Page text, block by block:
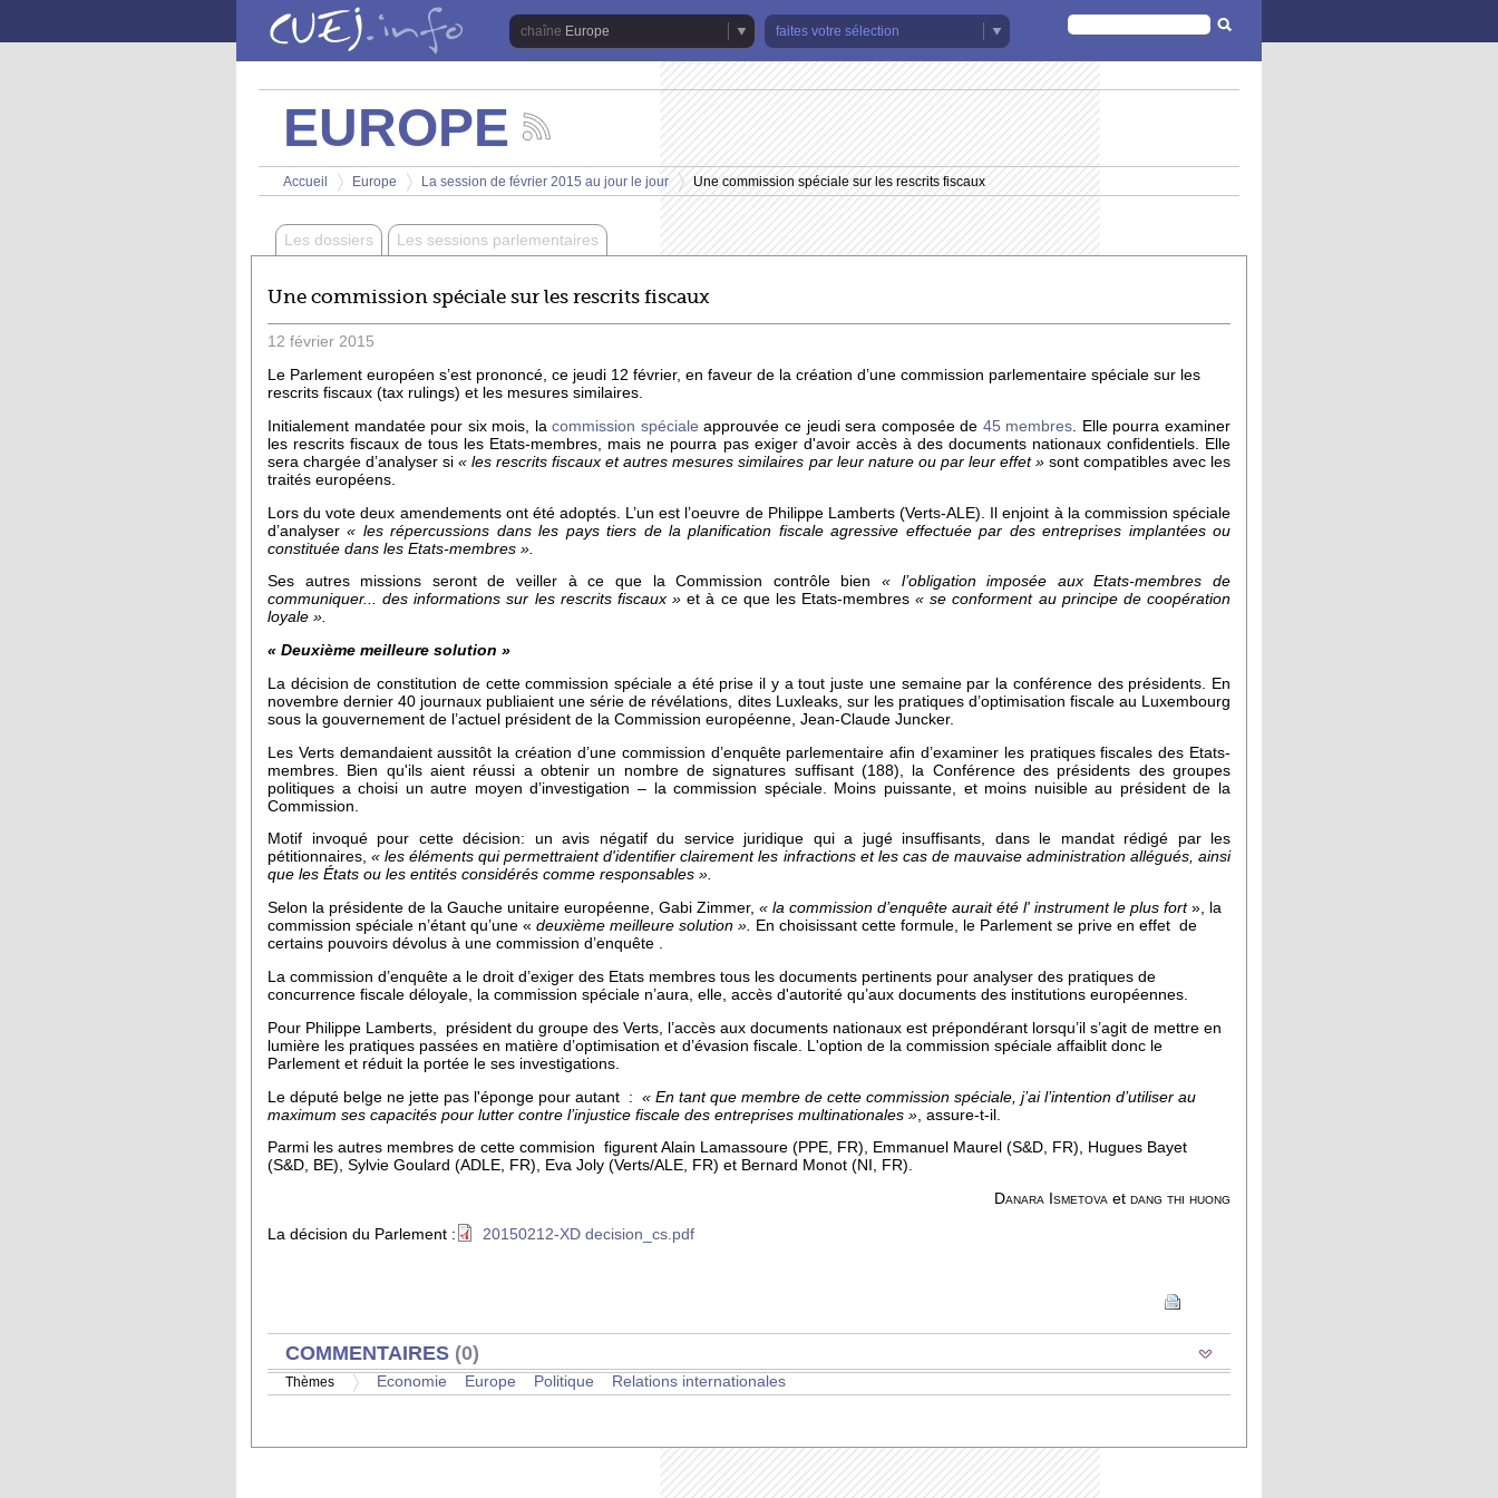
Europe
faites votre sélection
FORMULAIRE
DE
RECHERCHE
EUROPE
les
actualités
de
chaîne
Europe
Vous êtes ici
Accueil
>
Europe
>
La session de février 2015 au jour le jour
>
Une commission spéciale sur les rescrits fiscaux
Les dossiers Les sessions parlementaires
Une commission spéciale sur les rescrits fiscaux
12 février 2015
Le Parlement européen s’est prononcé, ce jeudi 12 février, en faveur de la création d’une commission parlementaire spéciale sur les
rescrits fiscaux (tax rulings) et les mesures similaires.
Initialement mandatée pour six mois, lacommission spéciale approuvée ce jeudi sera composée de 45 membres . Elle pourra examiner
les rescrits fiscaux de tous les Etats-membres, mais ne pourra pas exiger d'avoir accès à des documents nationaux confidentiels. Elle
sera chargée d’analyser si« les rescrits fiscaux et autres mesures similaires par leur nature ou par leur effet »sont compatibles avec les
traités européens.
Lors du vote deux amendements ont été adoptés. L’un est l’oeuvre de Philippe Lamberts (Verts-ALE). Il enjoint à la commission spéciale
d’analyser« les répercussions dans les pays tiers de la planification fiscale agressive effectuée par des entreprises implantées ou
constituée dans les Etats-membres ».
Ses autres missions seront de veiller à ce que la Commission contrôle bien « l’obligation imposée aux Etats-membres de
communiquer... des informations sur les rescrits fiscaux »et à ce que les Etats-membres« se conforment au principe de coopération
loyale ».
« Deuxième meilleure solution »
La décision de constitution de cette commission spéciale a été prise il y a tout juste une semaine par la conférence des présidents. En
novembre dernier 40 journaux publiaient une série de révélations, dites Luxleaks, sur les pratiques d’optimisation fiscale au Luxembourg
sous la gouvernement de l’actuel président de la Commission européenne, Jean-Claude Juncker.
Les Verts demandaient aussitôt la création d’une commission d’enquête parlementaire afin d’examiner les pratiques fiscales des Etats-
membres. Bien qu'ils aient réussi a obtenir un nombre de signatures suffisant (188), la Conférence des présidents des groupes
politiques a choisi un autre moyen d’investigation – la commission spéciale. Moins puissante, et moins nuisible au président de la
Commission.
Motif invoqué pour cette décision: un avis négatif du service juridique qui a jugé insuffisants, dans le mandat rédigé par les
pétitionnaires,« les éléments qui permettraientd'identifier clairement les infractions et les cas de mauvaise administration allégués, ainsi
que les États ou les entités considérés comme responsables ».
Selon la présidente de la Gauche unitaire européenne, Gabi Zimmer, « la commission d’enquête aurait été l' instrument le plus fort », la
commission spéciale n’étant qu’une « deuxième meilleure solution ». En choisissant cette formule, le Parlement se prive en effet de
certains pouvoirs dévolus à une commission d’enquête .
La commission d’enquête a le droit d’exiger des Etats membres tous les documents pertinents pour analyser des pratiques de
concurrence fiscale déloyale, la commission spéciale n’aura, elle, accès d'autorité qu’aux documents des institutions européennes.
Pour Philippe Lamberts, président du groupe des Verts, l’accès aux documents nationaux est prépondérant lorsqu’il s’agit de mettre en
lumière les pratiques passées en matière d’optimisation et d’évasion fiscale. L'option de la commission spéciale affaiblit donc le
Parlement et réduit la portée le ses investigations.
Le député belge ne jette pas l'éponge pour autant : « En tant que membre de cette commission spéciale, j’ai l’intention d’utiliser au
maximum ses capacités pour lutter contre l’injustice fiscale des entreprises multinationales » , assure-t-il.
Parmi les autres membres de cette commision figurent Alain Lamassoure (PPE, FR), Emmanuel Maurel (S&D, FR), Hugues Bayet
(S&D, BE), Sylvie Goulard (ADLE, FR), Eva Joly (Verts/ALE, FR) et Bernard Monot (NI, FR).
Danara Ismetova et dang thi huong
La décision du Parlement : 20150212-XD decision_cs.pdf
AFFICHER
COMMENTAIRES (0)
Thèmes Economie Europe Politique Relations internationales